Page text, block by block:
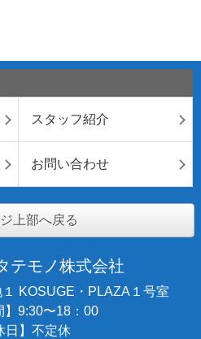
スタッフ紹介
お問い合わせ
上部へ戻る
テモノ株式会社
KOSUGE・PLAZA１号室
】9:30〜18：00
日】不定休